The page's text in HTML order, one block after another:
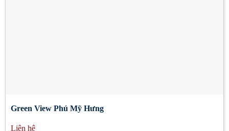
Green View Phú Mỹ Hưng
Liên hệ